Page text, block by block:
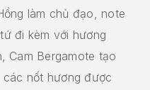
làm chủ đạo, note
đi kèm với hương
Cam Bergamote tạo
các nốt hương được